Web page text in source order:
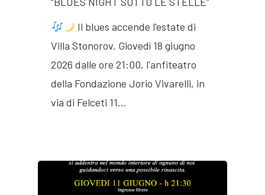
Il blues accende l'estate di
Villa Stonorov. Giovedì 18 giugno
2026 dalle ore 21:00, l'anfiteatro
della Fondazione Jorio Vivarelli, in
via di Felceti 11…